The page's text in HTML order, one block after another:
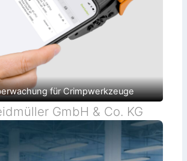
für Crimpwerkzeuge
GmbH & Co. KG